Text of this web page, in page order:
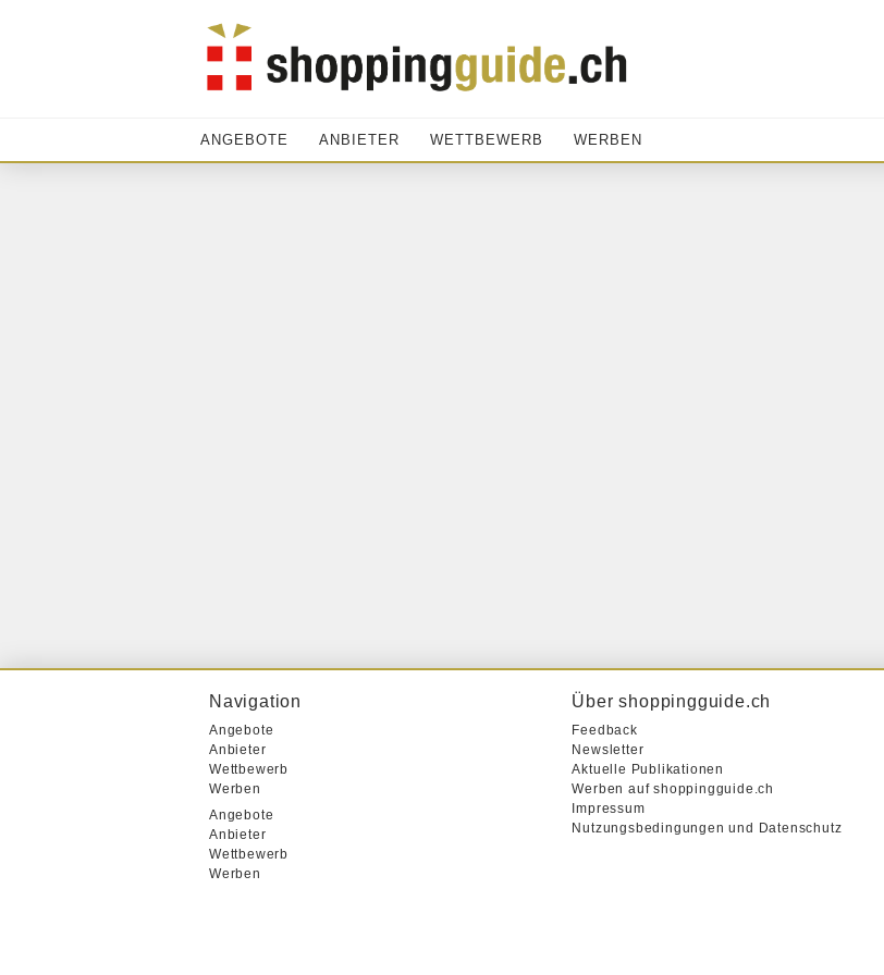
ANGEBOTE ANBIETER WETTBEWERB WERBEN
Navigation
Angebote
Anbieter
Wettbewerb
Werben
Angebote
Anbieter
Wettbewerb
Werben
Über shoppingguide.ch
Feedback
Newsletter
Aktuelle Publikationen
Werben auf shoppingguide.ch
Impressum
Nutzungsbedingungen und Datenschutz